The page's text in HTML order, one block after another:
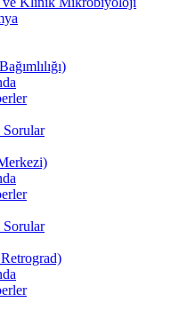
Sorular
Sorular